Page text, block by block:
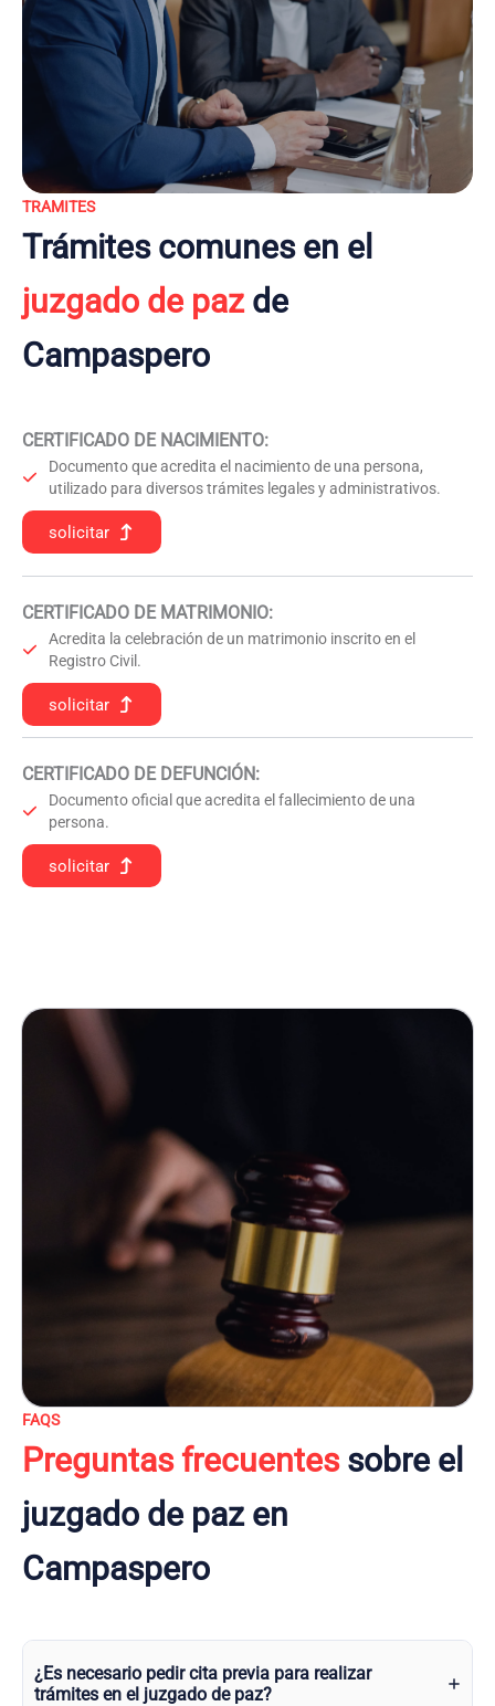
TRAMITES
Trámites comunes en el
juzgado de pazde
Campaspero
CERTIFICADO DE NACIMIENTO:
Documento que acredita el nacimiento de una persona,
utilizado para diversos trámites legales y administrativos.
solicitar
CERTIFICADO DE MATRIMONIO:
Acredita la celebración de un matrimonio inscrito en el
Registro Civil.
solicitar
CERTIFICADO DE DEFUNCIÓN:
Documento oficial que acredita el fallecimiento de una
persona.
solicitar
FAQS
Preguntas frecuentessobre el
juzgado de paz en
Campaspero
¿Es necesario pedir cita previa para realizar
trámites en el juzgado de paz?